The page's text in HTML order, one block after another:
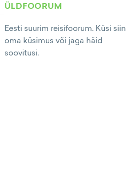
ÜLDFOORUM
Eesti suurim reisifoorum. Küsi siin
oma küsimus või jaga häid
soovitusi.